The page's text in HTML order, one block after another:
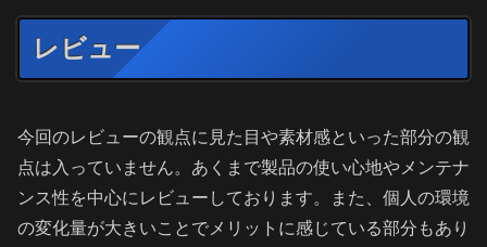
レビュー
今回のレビューの観点に見た目や素材感といった部分の観
点は入っていません。あくまで製品の使い心地やメンテナ
ンス性を中心にレビューしております。また、個人の環境
の変化量が大きいことでメリットに感じている部分もあり